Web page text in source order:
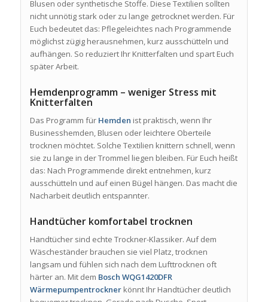
Blusen oder synthetische Stoffe. Diese Textilien sollten
nicht unnötig stark oder zu lange getrocknet werden. Für
Euch bedeutet das: Pflegeleichtes nach Programmende
möglichst zügig herausnehmen, kurz ausschütteln und
aufhängen. So reduziert Ihr Knitterfalten und spart Euch
später Arbeit.
Hemdenprogramm – weniger Stress mit
Knitterfalten
Das Programm für Hemden ist praktisch, wenn Ihr
Businesshemden, Blusen oder leichtere Oberteile
trocknen möchtet. Solche Textilien knittern schnell, wenn
sie zu lange in der Trommel liegen bleiben. Für Euch heißt
das: Nach Programmende direkt entnehmen, kurz
ausschütteln und auf einen Bügel hängen. Das macht die
Nacharbeit deutlich entspannter.
Handtücher komfortabel trocknen
Handtücher sind echte Trockner-Klassiker. Auf dem
Wäscheständer brauchen sie viel Platz, trocknen
langsam und fühlen sich nach dem Lufttrocknen oft
härter an. Mit dem Bosch WQG1420DFR
Wärmepumpentrocknerkönnt Ihr Handtücher deutlich